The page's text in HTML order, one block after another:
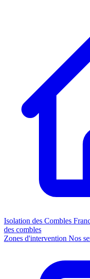
Isolation des Combles
des combles
Zones d'intervention Nos